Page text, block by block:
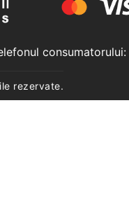
consumatorului:
rezervate.